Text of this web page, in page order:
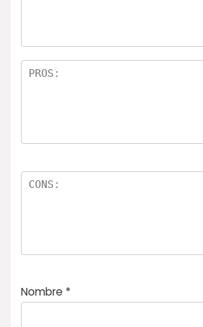
el
Nombre *